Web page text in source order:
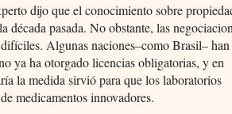
dijo que el conocimiento sobre
pasada. No obstante, las
Algunas naciones–como Brasil– han
ya ha otorgado licencias obligatorias, y en
la medida sirvió para que los laboratorios
medicamentos innovadores.